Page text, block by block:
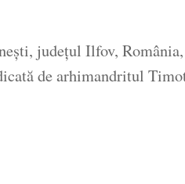
județul Ilfov,
de arhimandritul